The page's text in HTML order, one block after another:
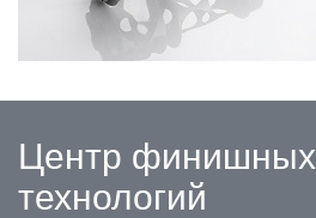
Центр финишных
технологий